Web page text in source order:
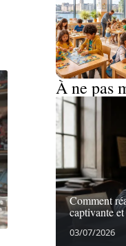
À ne pas
Comment
captivante
03/07/2026